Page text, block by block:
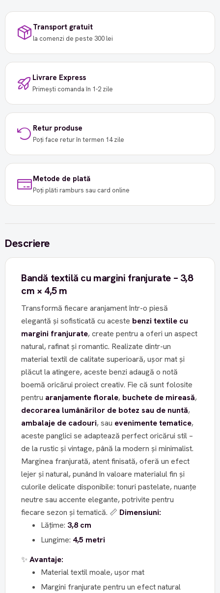
Transport gratuit
la comenzi de peste 300 lei
Livrare Express
Primești comanda în 1-2 zile
Retur produse
Poți face retur în termen 14 zile
Metode de plată
Poți plăti ramburs sau card online
Descriere
Bandă textilă cu margini franjurate – 3,8
cm × 4,5 m
Transformă fiecare aranjament într-o piesă
elegantă și sofisticată cu aceste benzi textile cu
margini franjurate, create pentru a oferi un aspect
natural, rafinat și romantic. Realizate dintr-un
material textil de calitate superioară, ușor mat și
plăcut la atingere, aceste benzi adaugă o notă
boemă oricărui proiect creativ. Fie că sunt folosite
pentru aranjamente florale, buchete de mireasă,
decorarea lumânărilor de botez sau de nuntă,
ambalaje de cadouri, sau evenimente tematice,
aceste panglici se adaptează perfect oricărui stil –
de la rustic și vintage, până la modern și minimalist.
Marginea franjurată, atent finisată, oferă un efect
lejer și natural, punând în valoare materialul fin și
culorile delicate disponibile: tonuri pastelate, nuanțe
neutre sau accente elegante, potrivite pentru
fiecare sezon și tematică. 📏 Dimensiuni:
Lățime: 3,8 cm
Lungime: 4,5 metri
✨ Avantaje:
Material textil moale, ușor mat
Margini franjurate pentru un efect natural